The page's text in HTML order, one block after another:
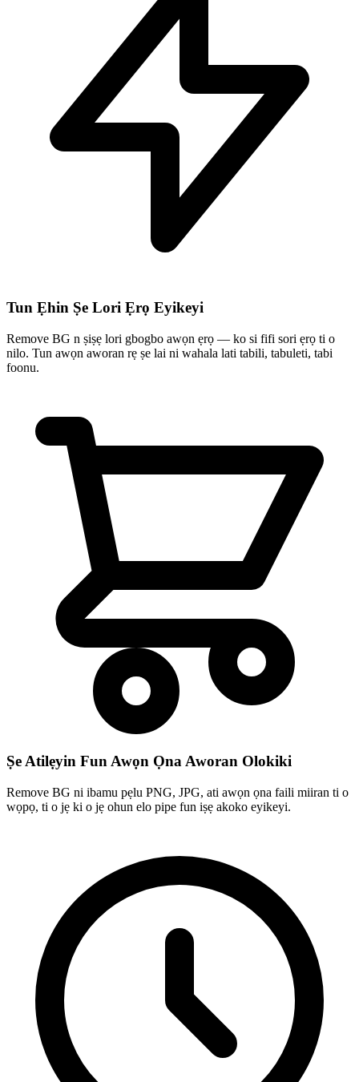
Tun Ẹhin Ṣe Lori Ẹrọ Eyikeyi
Remove BG n ṣiṣẹ lori gbogbo awọn ẹrọ — ko si fifi sori ẹrọ ti o
nilo. Tun awọn aworan rẹ ṣe lai ni wahala lati tabili, tabuleti, tabi
foonu.
Ṣe Atilẹyin Fun Awọn Ọna Aworan Olokiki
Remove BG ni ibamu pẹlu PNG, JPG, ati awọn ọna faili miiran ti o
wọpọ, ti o jẹ ki o jẹ ohun elo pipe fun iṣẹ akoko eyikeyi.